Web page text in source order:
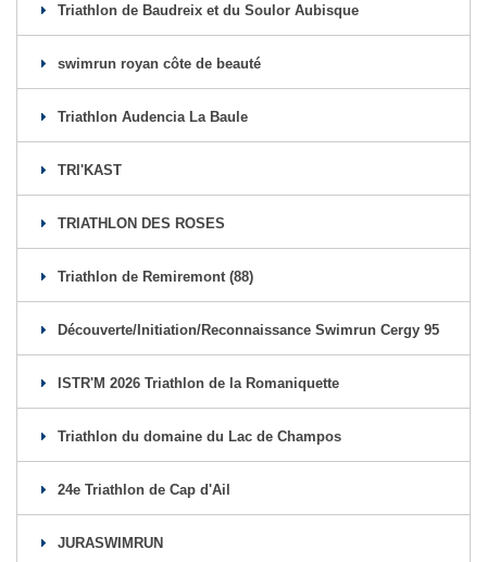
Triathlon de Baudreix et du Soulor Aubisque
swimrun royan côte de beauté
Triathlon Audencia La Baule
TRI'KAST
TRIATHLON DES ROSES
Triathlon de Remiremont (88)
Découverte/Initiation/Reconnaissance Swimrun Cergy 95
ISTR'M 2026 Triathlon de la Romaniquette
Triathlon du domaine du Lac de Champos
24e Triathlon de Cap d'Ail
JURASWIMRUN